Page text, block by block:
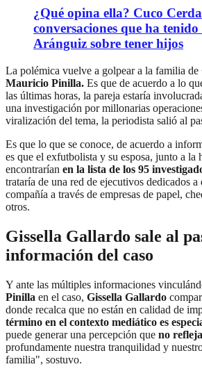
¿Qué opina ella? Cuco
conversaciones que ha
Aránguiz sobre tener hijos
La polémica vuelve a golpear a la familia de
Mauricio Pinilla. Es que de acuerdo a lo
las últimas horas, la pareja estaría
una investigación por millonarias
viralización del tema, la periodista salió al
Es que lo que se conoce, de acuerdo a
es que el exfutbolista y su esposa, junto a la
encontrarían en la lista de los 95
trataría de una red de ejecutivos dedicados
compañía a través de empresas de papel,
otros.
Gissella Gallardo sale al
información del caso
Y ante las múltiples informaciones
Pinilla en el caso, Gissella Gallardo
donde recalca que no están en calidad de
término en el contexto mediático es
puede generar una percepción que no
profundamente nuestra tranquilidad y
familia", sostuvo.